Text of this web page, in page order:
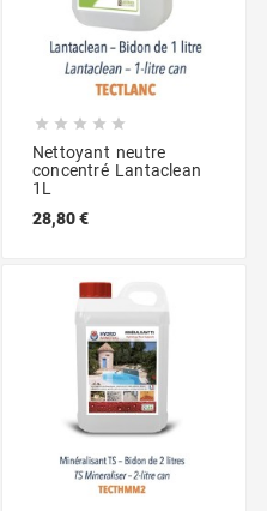
    
Nettoyant neutre
concentré Lantaclean
1L
28,80 €